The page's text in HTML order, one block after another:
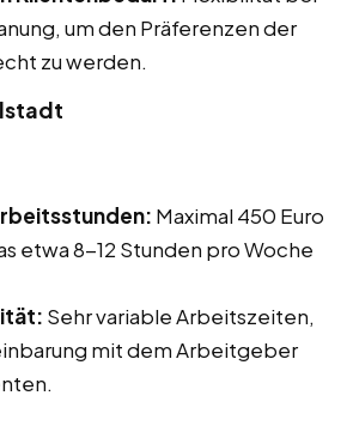
um den Präferenzen der
zu werden.
Maximal 450 Euro
etwa 8-12 Stunden pro Woche
Sehr variable Arbeitszeiten,
mit dem Arbeitgeber